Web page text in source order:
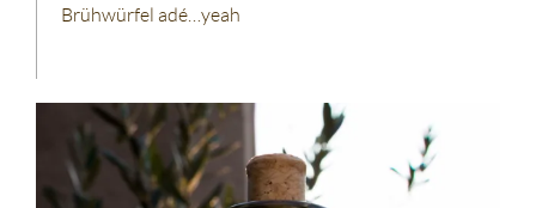
Brühwürfel adé…yeah